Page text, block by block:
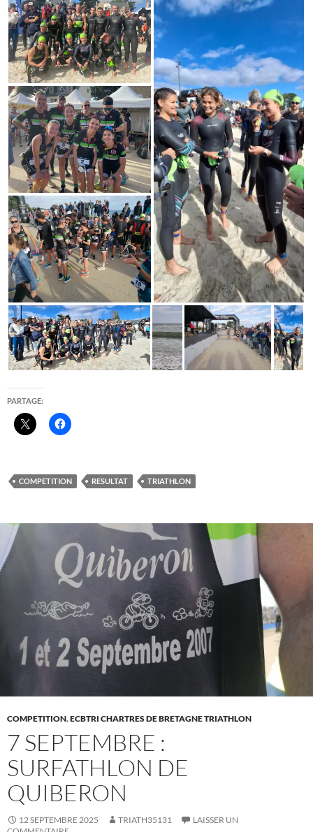
PARTAGE:
COMPETITION RESULTAT TRIATHLON
COMPETITION,ECBTRI CHARTRES DE BRETAGNE TRIATHLON
7 SEPTEMBRE :
SURFATHLON DE
QUIBERON
12 SEPTEMBRE 2025 TRIATH35131
LAISSER UN